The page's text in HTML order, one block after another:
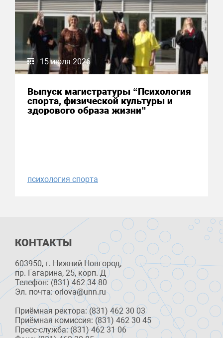
15 июля 2026
Выпуск магистратуры “Психология
спорта, физической культуры и
здорового образа жизни”
психология спорта
КОНТАКТЫ
603950, г. Нижний Новгород,
пр. Гагарина, 25, корп. Д
Телефон: (831) 462 34 80
Эл. почта: orlova@unn.ru
Приёмная ректора: (831) 462 30 03
Приёмная комиссия: (831) 462 30 45
Пресс-служба: (831) 462 31 06